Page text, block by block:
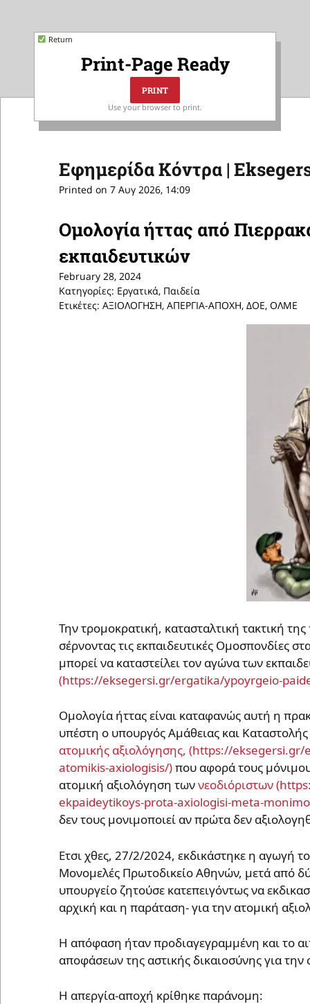
Return
Print-Page Ready
Use your browser to print.
Εφημερίδα Κόντρα |
Printed on 7 Αυγ 2026, 14:09
Ομολογία ήττας από
εκπαιδευτικών
February 28, 2024
Κατηγορίες: Εργατικά, Παιδεία
Ετικέτες: ΑΞΙΟΛΟΓΗΣΗ, ΑΠΕΡΓΙΑ-ΑΠΟΧΗ, ΔΟΕ, ΟΛΜΕ
Την τρομοκρατική, κατασταλτική τακτική
σέρνοντας τις εκπαιδευτικές Ομοσπονδίες
μπορεί να καταστείλει τον αγώνα των
Ομολογία ήττας είναι καταφανώς αυτή η
υπέστη ο υπουργός Αμάθειας και Καταστολής
ατομικής αξιολόγησης,
που αφορά τους
ατομική αξιολόγηση τωννεοδιόριστων
δεν τους μονιμοποιεί αν πρώτα δεν
Ετσι χθες, 27/2/2024, εκδικάστηκε η αγωγή
Μονομελές Πρωτοδικείο Αθηνών, μετά από
υπουργείο ζητούσε κατεπειγόντως να
αρχική και η παράταση- για την ατομική
Η απόφαση ήταν προδιαγεγραμμένη και το
αποφάσεων της αστικής δικαιοσύνης για
Η απεργία-αποχή κρίθηκε παράνομη: